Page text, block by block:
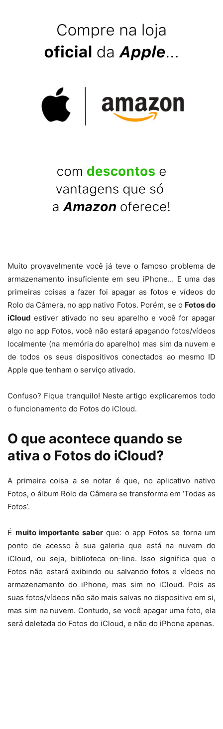
Muito provavelmente você já teve o famoso problema de
armazenamento insuficiente em seu iPhone… E uma das
primeiras coisas a fazer foi apagar as fotos e vídeos do
Rolo da Câmera, no app nativo Fotos. Porém, se o Fotos do
iCloud estiver ativado no seu aparelho e você for apagar
algo no app Fotos, você não estará apagando fotos/vídeos
localmente (na memória do aparelho) mas sim da nuvem e
de todos os seus dispositivos conectados ao mesmo ID
Apple que tenham o serviço ativado.
Confuso? Fique tranquilo! Neste artigo explicaremos todo
o funcionamento do Fotos do iCloud.
O que acontece quando se
ativa o Fotos do iCloud?
A primeira coisa a se notar é que, no aplicativo nativo
Fotos, o álbum Rolo da Câmera se transforma em ‘Todas as
Fotos’.
É muito importante saberque: o app Fotos se torna um
ponto de acesso à sua galeria que está na nuvem do
iCloud, ou seja, biblioteca on-line. Isso significa que o
Fotos não estará exibindo ou salvando fotos e vídeos no
armazenamento do iPhone, mas sim no iCloud. Pois as
suas fotos/vídeos não são mais salvas no dispositivo em si,
mas sim na nuvem. Contudo, se você apagar uma foto, ela
será deletada do Fotos do iCloud, e não do iPhone apenas.